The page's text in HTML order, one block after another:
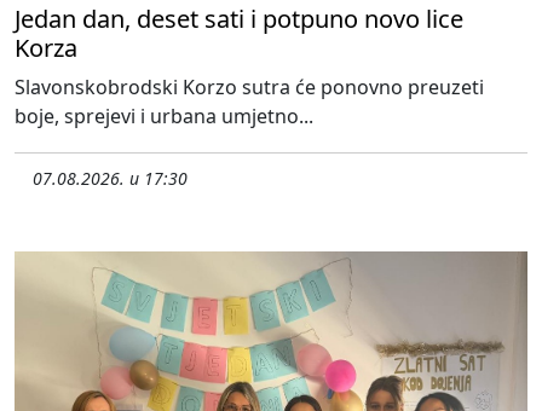
Jedan dan, deset sati i potpuno novo lice
Korza
Slavonskobrodski Korzo sutra će ponovno preuzeti
boje, sprejevi i urbana umjetno...
07.08.2026. u 17:30